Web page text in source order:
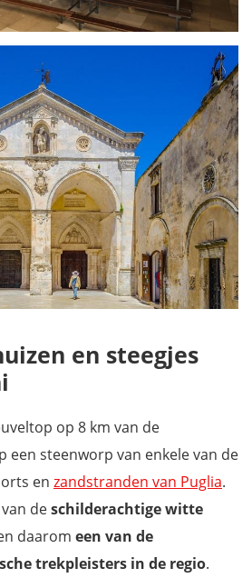
en steegjes
op 8 km van de
een steenworp van enkele van de
en zandstranden van Puglia.
deschilderachtige witte
daarom een van de
trekpleisters in de regio.